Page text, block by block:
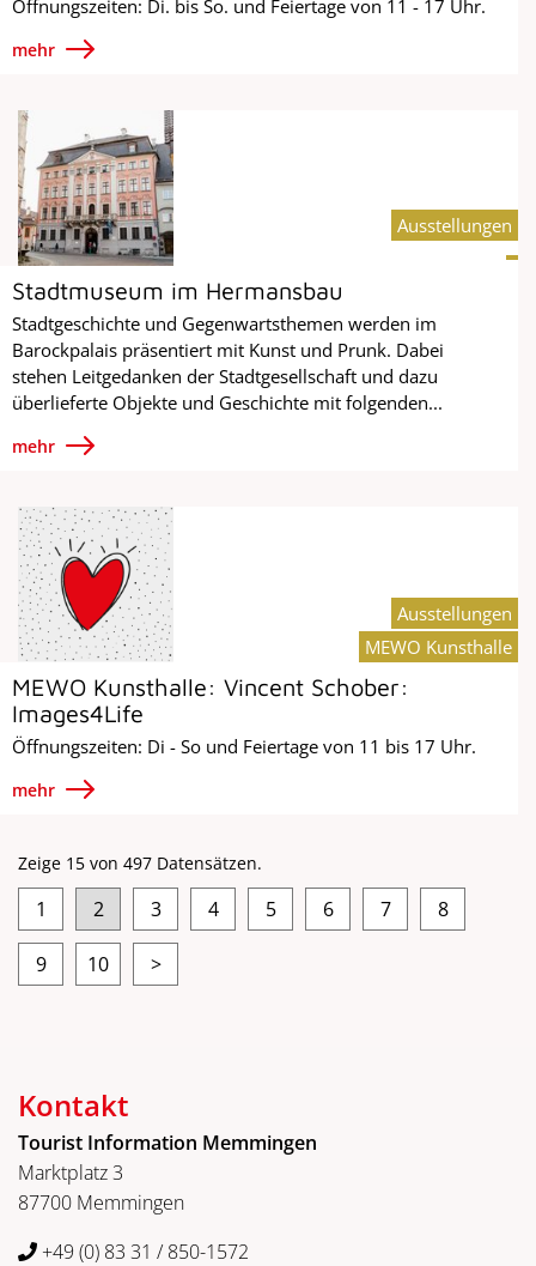
Öffnungszeiten: Di. bis So. und Feiertage von 11 - 17 Uhr.
mehr
Stadtmuseum im Hermansbau
Stadtgeschichte und Gegenwartsthemen werden im
Barockpalais präsentiert mit Kunst und Prunk. Dabei
stehen Leitgedanken der Stadtgesellschaft und dazu
überlieferte Objekte und Geschichte mit folgenden...
mehr
Ausstellungen
MEWO Kunsthalle: Vincent Schober:
Images4Life
Öffnungszeiten: Di - So und Feiertage von 11 bis 17 Uhr.
mehr
Ausstellungen
MEWO Kunsthalle
Zeige 15 von 497 Datensätzen.
1 2 3 4 5 6 7 8
9 10 >
Kontakt
Tourist Information Memmingen
Marktplatz 3
87700 Memmingen
+49 (0) 83 31 / 850-1572